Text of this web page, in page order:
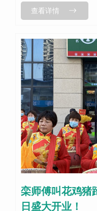
查看详情
栾师傅叫花鸡猪
日盛大开业！